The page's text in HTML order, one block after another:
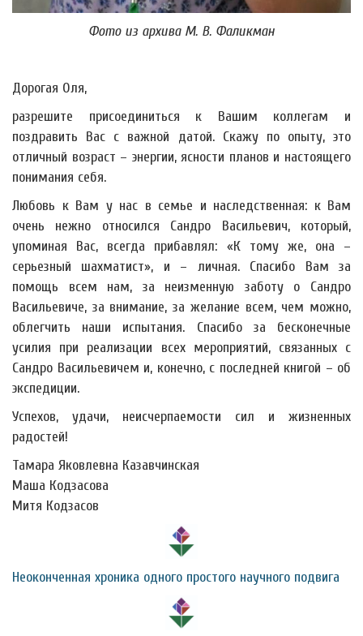
Фото из архива М. В. Фаликман
Дорогая Оля,
разрешите присоединиться к Вашим коллегам и
поздравить Вас с важной датой. Скажу по опыту, это
отличный возраст – энергии, ясности планов и настоящего
понимания себя.
Любовь к Вам у нас в семье и наследственная: к Вам
очень нежно относился Сандро Васильевич, который,
упоминая Вас, всегда прибавлял: «К тому же, она –
серьезный шахматист», и – личная. Спасибо Вам за
помощь всем нам, за неизменную заботу о Сандро
Васильевиче, за внимание, за желание всем, чем можно,
облегчить наши испытания. Спасибо за бесконечные
усилия при реализации всех мероприятий, связанных с
Сандро Васильевичем и, конечно, с последней книгой – об
экспедиции.
Успехов, удачи, неисчерпаемости сил и жизненных
радостей!
Тамара Яковлевна Казавчинская
Маша Кодзасова
Митя Кодзасов
Неоконченная хроника одного простого научного подвига